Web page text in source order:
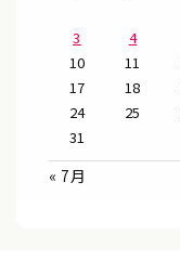
3
4
10
11
17
18
24
25
31
« 7月